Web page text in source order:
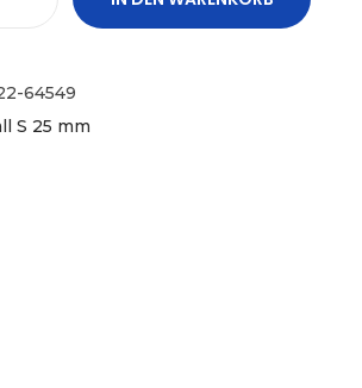
64549
S 25 mm